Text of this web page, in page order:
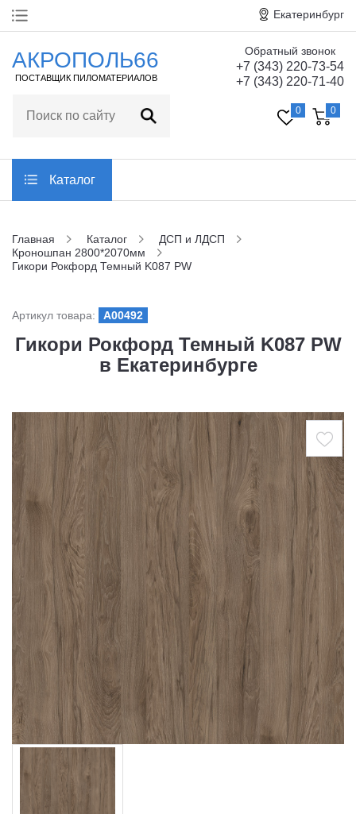
Главная
Статьи
Контакты
Заказать обратный звонок
Екатеринбург
АКРОПОЛЬ66
ПОСТАВЩИК ПИЛОМАТЕРИАЛОВ
Обратный звонок
+7 (343) 220-73-54
+7 (343) 220-71-40
0 0
Каталог
Главная Каталог
ДСП и ЛДСП
Кроношпан 2800*2070мм
Гикори Рокфорд Темный K087 PW
Артикул товара: A00492
Гикори Рокфорд Темный K087 PW
в Екатеринбурге